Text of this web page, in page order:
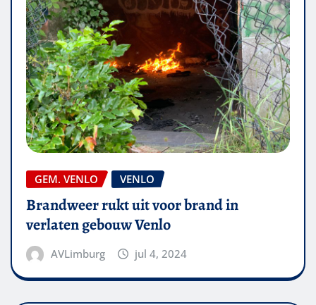
GEM. VENLO VENLO
Brandweer rukt uit voor brand in
verlaten gebouw Venlo
AVLimburg jul 4, 2024